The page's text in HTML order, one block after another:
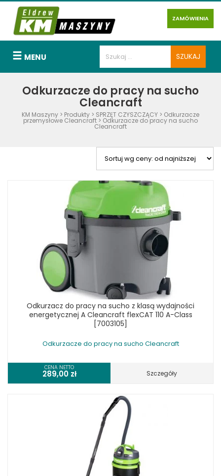
ZAMÓWIENIA
MENU
Odkurzacze do pracy na sucho
Cleancraft
KM Maszyny > Produkty > SPRZĘT CZYSZCZĄCY > Odkurzacze
przemysłowe Cleancraft > Odkurzacze do pracy na sucho
Cleancraft
Odkurzacz do pracy na sucho z klasą wydajności
energetycznej A Cleancraft flexCAT 110 A-Class
[7003105]
Odkurzacze do pracy na sucho Cleancraft
CENA NETTO
289,00 zł Szczegóły